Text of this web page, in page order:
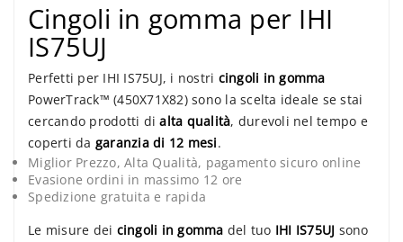
Cingoli in gomma per IHI
IS75UJ
Perfetti per IHI IS75UJ, i nostri cingoli in gomma
PowerTrack™ (450X71X82) sono la scelta ideale se stai
cercando prodotti dialta qualità, durevoli nel tempo e
coperti da garanzia di 12 mesi.
Miglior Prezzo, Alta Qualità, pagamento sicuro online
Evasione ordini in massimo 12 ore
Spedizione gratuita e rapida
Le misure dei cingoli in gomma del tuo IHI IS75UJ sono